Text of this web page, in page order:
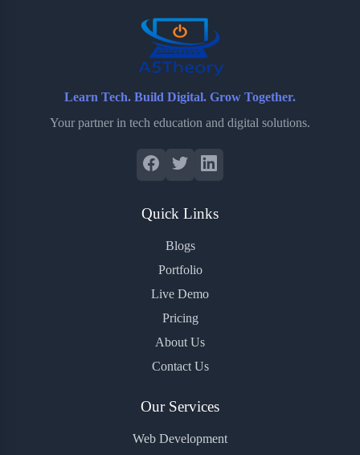
Learn Tech. Build Digital. Grow Together.
Your partner in tech education and digital solutions.
Quick Links
Blogs
Portfolio
Live Demo
Pricing
About Us
Contact Us
Our Services
Web Development